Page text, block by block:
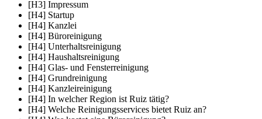
[H3] Impressum
[H4] Startup
[H4] Kanzlei
[H4] Büroreinigung
[H4] Unterhaltsreinigung
[H4] Haushaltsreinigung
[H4] Glas- und Fensterreinigung
[H4] Grundreinigung
[H4] Kanzleireinigung
[H4] In welcher Region ist Ruiz tätig?
[H4] Welche Reinigungsservices bietet Ruiz an?